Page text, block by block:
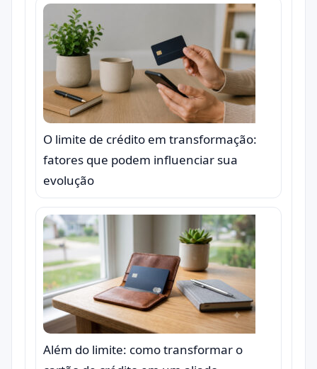
O limite de crédito em transformação:
fatores que podem influenciar sua
evolução
Além do limite: como transformar o